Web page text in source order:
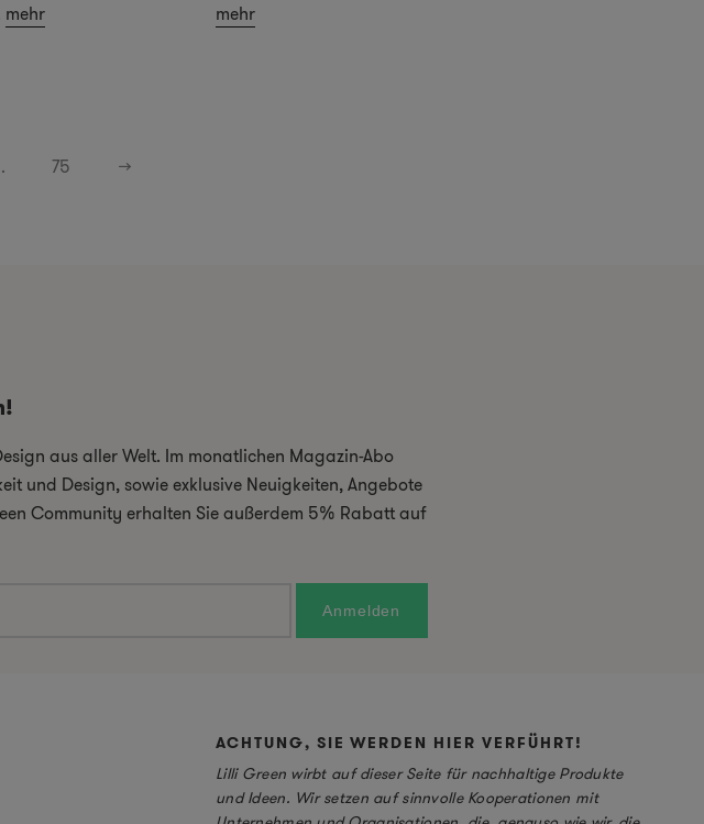
mehr
mehr
75 →
aus aller Welt. Im monatlichen Magazin-Abo
und Design, sowie exklusive Neuigkeiten, Angebote
Community erhalten Sie außerdem 5% Rabatt auf
ACHTUNG, SIE WERDEN HIER VERFÜHRT!
Lilli Green wirbt auf dieser Seite für nachhaltige Produkte
und Ideen. Wir setzen auf sinnvolle Kooperationen mit